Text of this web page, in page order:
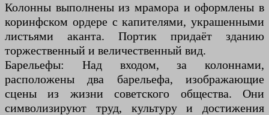
Колонны выполнены из мрамора и оформлены в
коринфском ордере с капителями, украшенными
листьями аканта. Портик придаёт зданию
торжественный и величественный вид.
Барельефы: Над входом, за колоннами,
расположены два барельефа, изображающие
сцены из жизни советского общества. Они
символизируют труд, культуру и достижения